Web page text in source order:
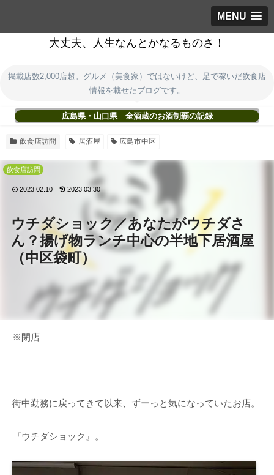
MENU
大丈夫、人生なんとかなるものさ！
掲載店数2,000店超。グルメ（美食家）ではないけど、足で稼いだ飲食店
情報を載せたブログです。
広島県・山口県 全酒蔵のお酒制覇の記録
飲食店訪問 居酒屋 広島市中区
ウチダショック／あなたがウチダさ
ん？揚げ物ランチ中心の半地下居酒屋
（中区袋町）
飲食店訪問
2023.02.10 2023.03.30
※閉店
街中勤務に戻ってきて以来、ずーっと気になっていたお店。
『ウチダショック』。